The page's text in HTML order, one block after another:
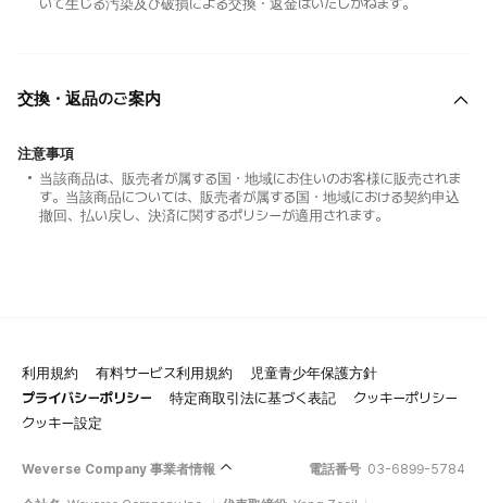
いて生じる汚染及び破損による交換・返金はいたしかねます。
交換・返品のご案内
注意事項
当該商品は、販売者が属する国・地域にお住いのお客様に販売されま
す。当該商品については、販売者が属する国・地域における契約申込
撤回、払い戻し、決済に関するポリシーが適用されます。
利用規約 有料サービス利用規約
児童青少年保護方針
プライバシーポリシー
特定商取引法に基づく表記
クッキーポリシー
クッキー設定
Weverse Company 事業者情報 電話番号 03-6899-5784